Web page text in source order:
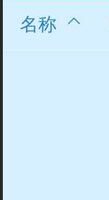
名称